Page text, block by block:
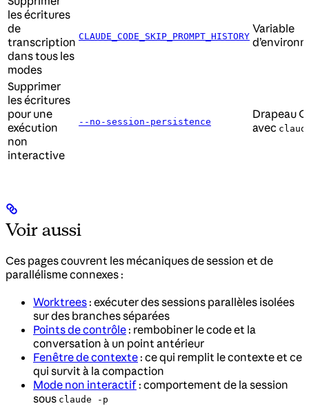
les écritures
de
transcription
dans tous les
modes
CLAUDE_CODE_SKIP_PROMPT_HISTORY
Variable
Supprimer
les écritures
pour une
exécution
non
interactive
--no-session-persistence
Drapeau
avec
Voir aussi
Ces pages couvrent les mécaniques de session et de
parallélisme connexes :
Worktrees : exécuter des sessions parallèles isolées
sur des branches séparées
Points de contrôle : rembobiner le code et la
conversation à un point antérieur
Fenêtre de contexte : ce qui remplit le contexte et ce
qui survit à la compaction
Mode non interactif : comportement de la session
sous claude -p